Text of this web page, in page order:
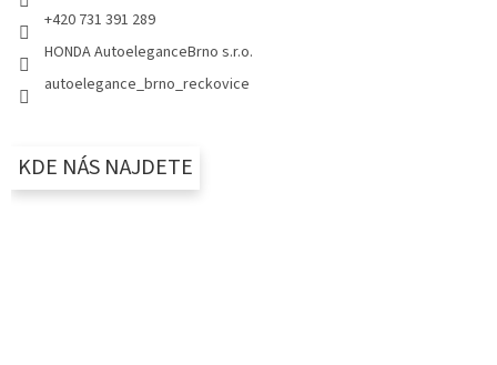
+420 731 391 289
HONDA AutoeleganceBrno s.r.o.
autoelegance_brno_reckovice
KDE NÁS NAJDETE